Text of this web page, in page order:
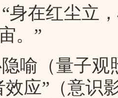
身在红尘立
。”
（量子观
效应”（意识